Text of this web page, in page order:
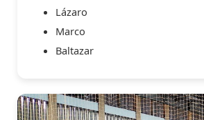
Lázaro
Marco
Baltazar